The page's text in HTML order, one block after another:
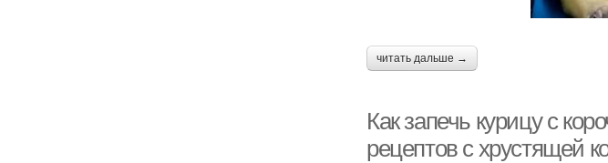
читать дальше →
Как запечь курицу с
рецептов с хрустящей